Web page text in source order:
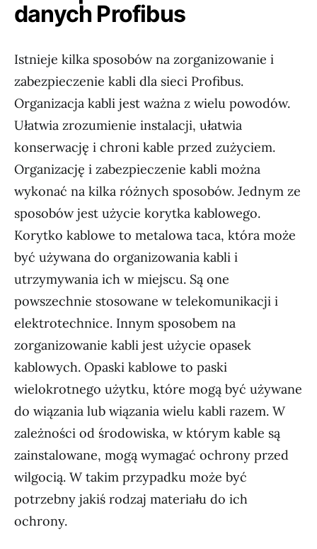
danych Profibus
Istnieje kilka sposobów na zorganizowanie i
zabezpieczenie kabli dla sieci Profibus.
Organizacja kabli jest ważna z wielu powodów.
Ułatwia zrozumienie instalacji, ułatwia
konserwację i chroni kable przed zużyciem.
Organizację i zabezpieczenie kabli można
wykonać na kilka różnych sposobów. Jednym ze
sposobów jest użycie korytka kablowego.
Korytko kablowe to metalowa taca, która może
być używana do organizowania kabli i
utrzymywania ich w miejscu. Są one
powszechnie stosowane w telekomunikacji i
elektrotechnice. Innym sposobem na
zorganizowanie kabli jest użycie opasek
kablowych. Opaski kablowe to paski
wielokrotnego użytku, które mogą być używane
do wiązania lub wiązania wielu kabli razem. W
zależności od środowiska, w którym kable są
zainstalowane, mogą wymagać ochrony przed
wilgocią. W takim przypadku może być
potrzebny jakiś rodzaj materiału do ich
ochrony.